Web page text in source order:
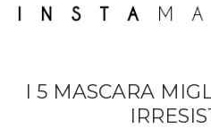
I 5 MASCARA